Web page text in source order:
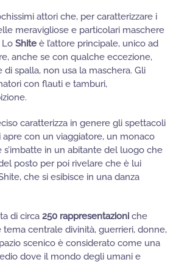
attori che, per caratterizzare i
meravigliose e particolari maschere
Lo Shite è l’attore principale, unico ad
anche se con qualche eccezione,
di spalla, non usa la maschera. Gli
con flauti e tamburi,
caratterizza in genere gli spettacoli
con un viaggiatore, un monaco
in un abitante del luogo che
posto per poi rivelare che è lui
che si esibisce in una danza
di circa 250 rappresentazioni che
centrale divinità, guerrieri, donne,
scenico è considerato come una
dove il mondo degli umani e